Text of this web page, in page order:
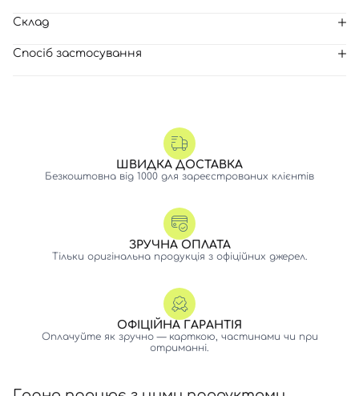
Склад
Спосіб застосування
ШВИДКА ДОСТАВКА
Безкоштовна від 1000 для зареєстрованих клієнтів
ЗРУЧНА ОПЛАТА
Тільки оригінальна продукція з офіційних джерел.
ОФІЦІЙНА ГАРАНТІЯ
Оплачуйте як зручно — карткою, частинами чи при
отриманні.